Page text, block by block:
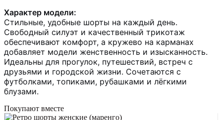
Характер модели:
Стильные, удобные шорты на каждый день.
Свободный силуэт и качественный трикотаж
обеспечивают комфорт, а кружево на карманах
добавляет модели женственность и изысканность.
Идеальны для прогулок, путешествий, встреч с
друзьями и городской жизни. Сочетаются с
футболками, топиками, рубашками и лёгкими
блузами.
Покупают вместе